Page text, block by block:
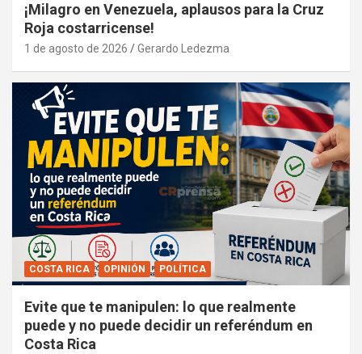
¡Milagro en Venezuela, aplausos para la Cruz
Roja costarricense!
1 de agosto de 2026 Gerardo Ledezma
COSTA RICA OPINIÓN POLÍTICA
Evite que te manipulen: lo que realmente
puede y no puede decidir un referéndum en
Costa Rica